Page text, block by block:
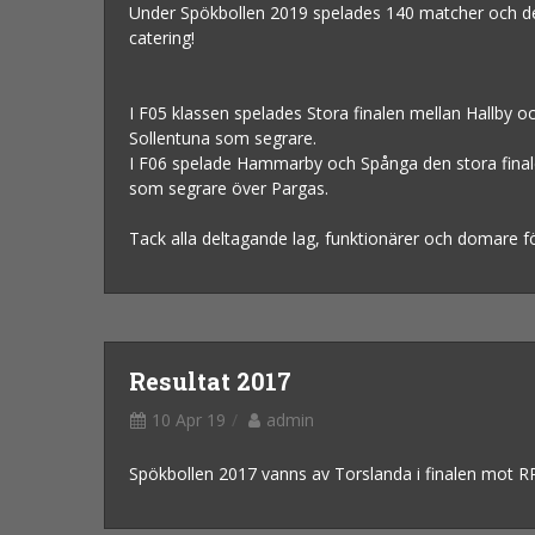
Under Spökbollen 2019 spelades 140 matcher och
catering!
I F05 klassen spelades Stora finalen mellan Hallby
Sollentuna som segrare.
I F06 spelade Hammarby och Spånga den stora
som segrare över Pargas.
Tack alla deltagande lag, funktionärer och domare
Resultat 2017
10 Apr 19 admin
Spökbollen 2017 vanns av Torslanda i finalen mot